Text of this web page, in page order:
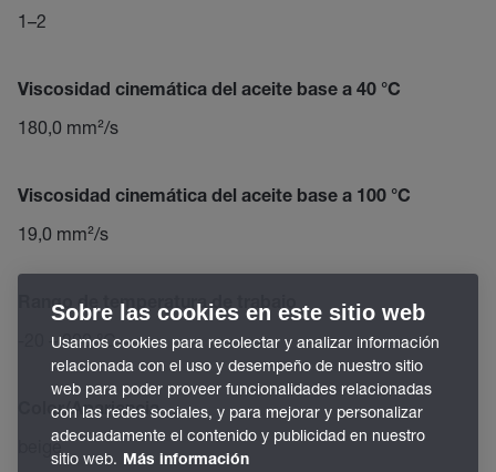
1–2
Viscosidad cinemática del aceite base a 40 °C
180,0 mm²/s
Viscosidad cinemática del aceite base a 100 °C
19,0 mm²/s
Rango de temperatura de trabajo
-20 – 200 °C
Color/Apariencia
beige
Sobre las cookies en este sitio web
Usamos cookies para recolectar y analizar información
relacionada con el uso y desempeño de nuestro sitio
web para poder proveer funcionalidades relacionadas
con las redes sociales, y para mejorar y personalizar
adecuadamente el contenido y publicidad en nuestro
sitio web. Más información